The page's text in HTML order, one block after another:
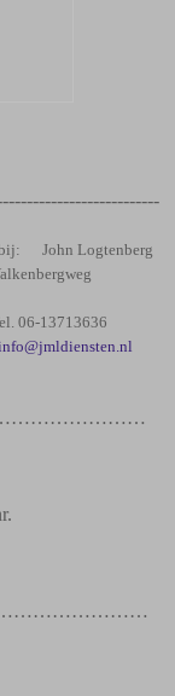
John Logtenberg
06-13713636